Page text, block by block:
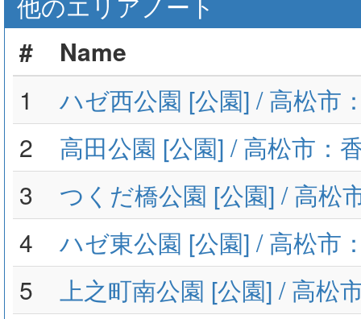
#
Name
1
ハゼ西公園 [公園] / 高松市
2
高田公園 [公園] / 高松市：
3
つくだ橋公園 [公園] / 高松
4
ハゼ東公園 [公園] / 高松市
5
上之町南公園 [公園] / 高松